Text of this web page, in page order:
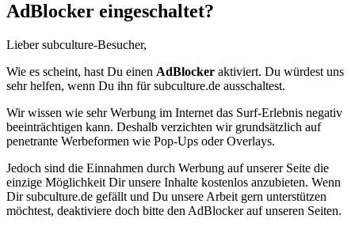
AdBlocker eingeschaltet?
Lieber subculture-Besucher,
Wie es scheint, hast Du einen AdBlocker aktiviert. Du würdest uns
sehr helfen, wenn Du ihn für subculture.de ausschaltest.
Wir wissen wie sehr Werbung im Internet das Surf-Erlebnis negativ
beeinträchtigen kann. Deshalb verzichten wir grundsätzlich auf
penetrante Werbeformen wie Pop-Ups oder Overlays.
Jedoch sind die Einnahmen durch Werbung auf unserer Seite die
einzige Möglichkeit Dir unsere Inhalte kostenlos anzubieten. Wenn
Dir subculture.de gefällt und Du unsere Arbeit gern unterstützen
möchtest, deaktiviere doch bitte den AdBlocker auf unseren Seiten.